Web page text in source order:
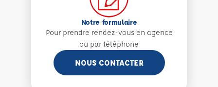
Notre formulaire
Pour prendre rendez-vous en agence
ou par téléphone
NOUS CONTACTER